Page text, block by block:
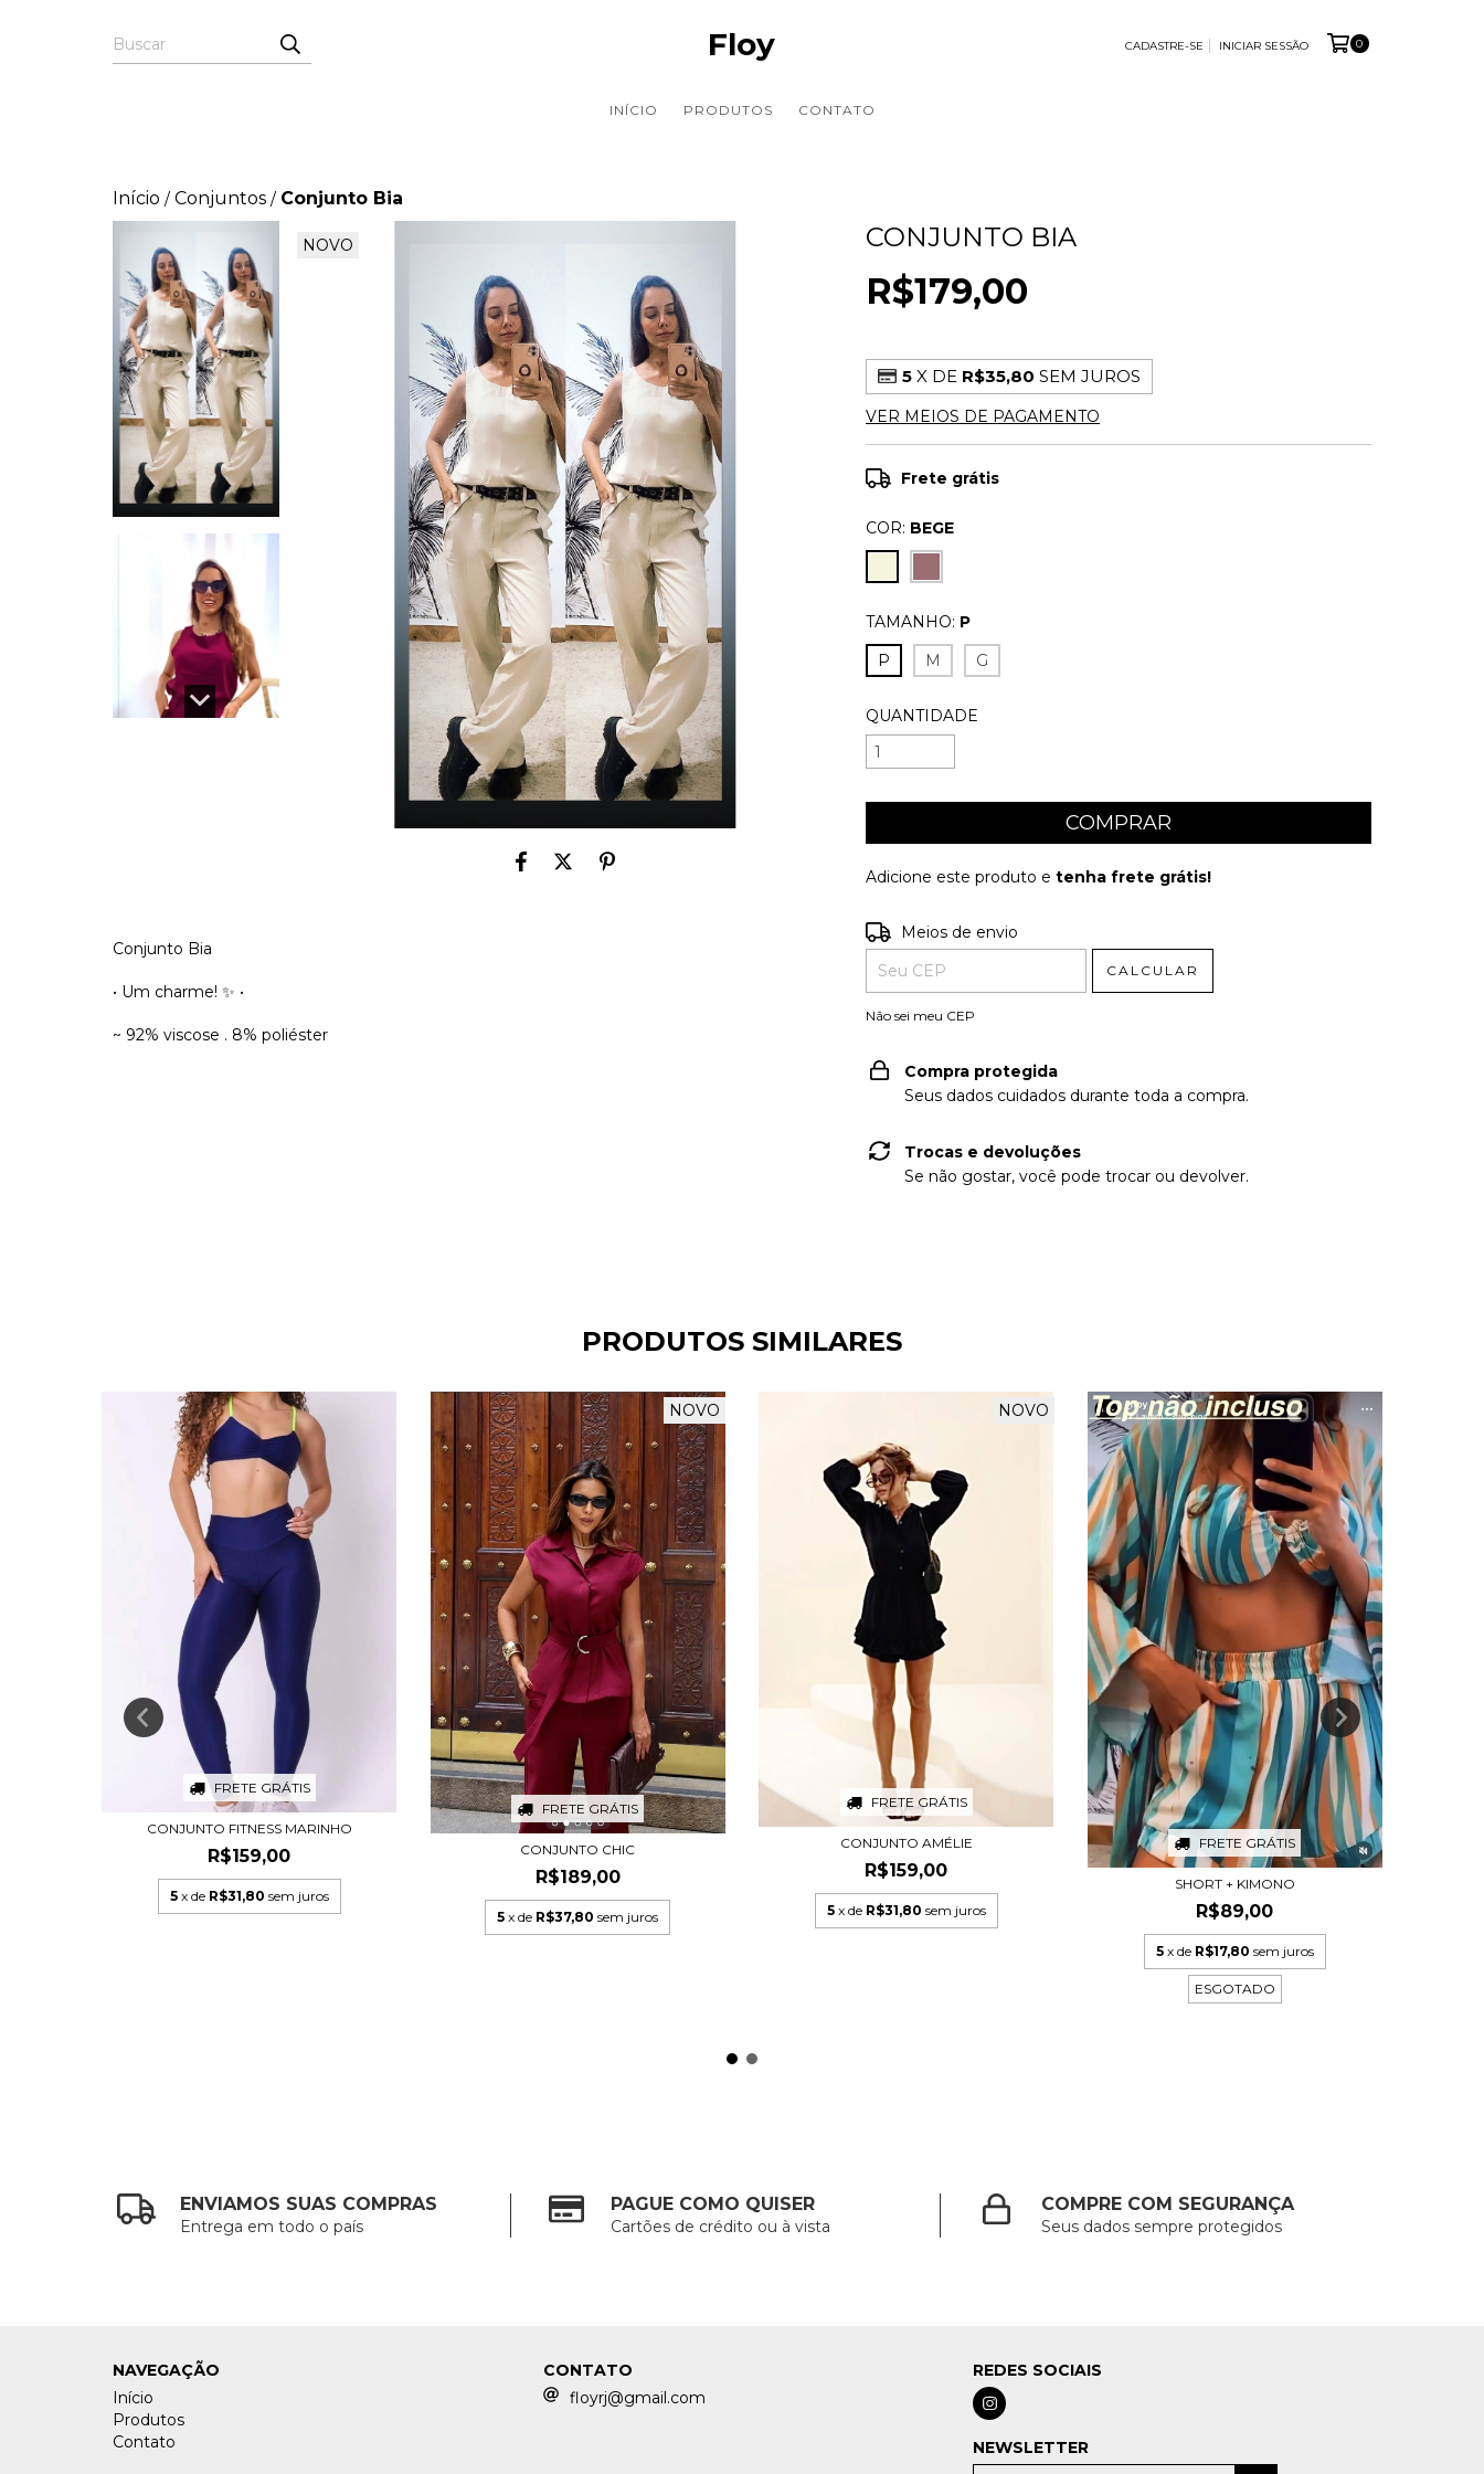
Floy CADASTRE-SE INICIAR SESSÃO 0
INÍCIO PRODUTOS CONTATO
Início / Conjuntos / Conjunto Bia
NOVO
Conjunto Bia
• Um charme! ✨ •
~ 92% viscose . 8% poliéster
CONJUNTO BIA
R$179,00
5 X DE R$35,80 SEM JUROS
VER MEIOS DE PAGAMENTO
Frete grátis
COR: BEGE
TAMANHO: P
P
M G
QUANTIDADE
Adicione este produto etenha frete grátis!
Entregas para o CEP:
Meios de envio
CALCULAR
Não sei meu CEP
Compra protegida
Seus dados cuidados durante toda a compra.
Trocas e devoluções
Se não gostar, você pode trocar ou devolver.
PRODUTOS SIMILARES
FRETE GRÁTIS
CONJUNTO FITNESS MARINHO
R$159,00
5 x de R$31,80 sem juros
FRETE GRÁTIS
NOVO
CONJUNTO CHIC
R$189,00
5 x de R$37,80 sem juros
FRETE GRÁTIS
NOVO
CONJUNTO AMÉLIE
R$159,00
5 x de R$31,80 sem juros
FRETE GRÁTIS
SHORT + KIMONO
R$89,00
5 x de R$17,80 sem juros
ESGOTADO
ENVIAMOS SUAS COMPRAS
Entrega em todo o país
PAGUE COMO QUISER
Cartões de crédito ou à vista
COMPRE COM SEGURANÇA
Seus dados sempre protegidos
NAVEGAÇÃO
Início
Produtos
Contato
CONTATO
floyrj@gmail.com
REDES SOCIAIS
NEWSLETTER